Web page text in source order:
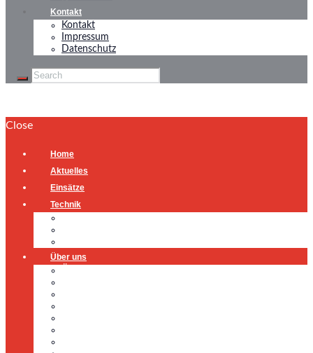
Kontakt
Kontakt
Impressum
Datenschutz
Close
Home
Aktuelles
Einsätze
Technik
Über uns